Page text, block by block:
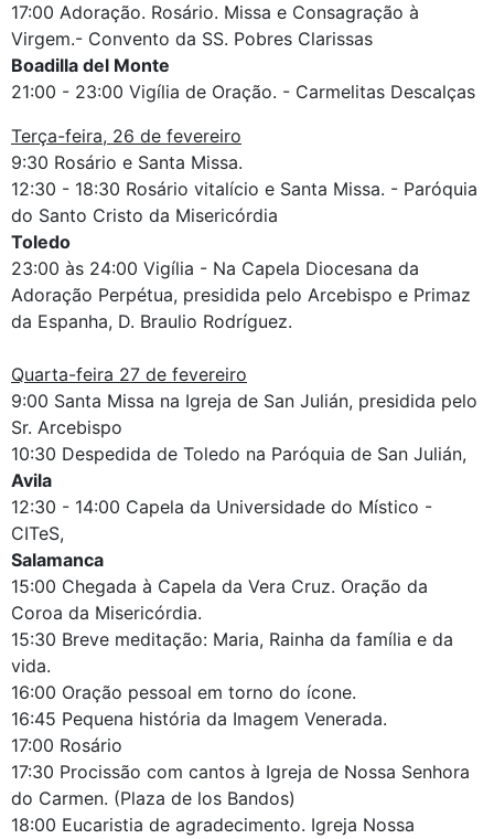
17:00 Adoração. Rosário. Missa e Consagração à
Virgem.- Convento da SS. Pobres Clarissas
Boadilla del Monte
21:00 - 23:00 Vigília de Oração. - Carmelitas Descalças
Terça-feira, 26 de fevereiro
9:30 Rosário e Santa Missa.
12:30 - 18:30 Rosário vitalício e Santa Missa. - Paróquia
do Santo Cristo da Misericórdia
Toledo
23:00 às 24:00 Vigília - Na Capela Diocesana da
Adoração Perpétua, presidida pelo Arcebispo e Primaz
da Espanha, D. Braulio Rodríguez.
Quarta-feira 27 de fevereiro
9:00 Santa Missa na Igreja de San Julián, presidida pelo
Sr. Arcebispo
10:30 Despedida de Toledo na Paróquia de San Julián,
Avila
12:30 - 14:00 Capela da Universidade do Místico -
CITeS,
Salamanca
15:00 Chegada à Capela da Vera Cruz. Oração da
Coroa da Misericórdia.
15:30 Breve meditação: Maria, Rainha da família e da
vida.
16:00 Oração pessoal em torno do ícone.
16:45 Pequena história da Imagem Venerada.
17:00 Rosário
17:30 Procissão com cantos à Igreja de Nossa Senhora
do Carmen. (Plaza de los Bandos)
18:00 Eucaristia de agradecimento. Igreja Nossa